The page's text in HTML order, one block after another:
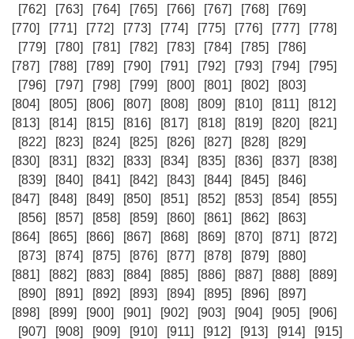
[762]
[763] [764] [765] [766] [767] [768]
[769]
[770]
[771] [772] [773] [774] [775] [776] [777]
[778]
[779]
[780] [781] [782] [783] [784] [785]
[786]
[787]
[788] [789] [790] [791] [792] [793] [794]
[795]
[796]
[797] [798] [799] [800] [801] [802]
[803]
[804]
[805] [806] [807] [808] [809] [810] [811]
[812]
[813]
[814] [815] [816] [817] [818] [819] [820]
[821]
[822]
[823] [824] [825] [826] [827] [828]
[829]
[830]
[831] [832] [833] [834] [835] [836] [837]
[838]
[839]
[840] [841] [842] [843] [844] [845]
[846]
[847]
[848] [849] [850] [851] [852] [853] [854]
[855]
[856]
[857] [858] [859] [860] [861] [862]
[863]
[864]
[865] [866] [867] [868] [869] [870] [871]
[872]
[873]
[874] [875] [876] [877] [878] [879]
[880]
[881]
[882] [883] [884] [885] [886] [887] [888]
[889]
[890]
[891] [892] [893] [894] [895] [896]
[897]
[898]
[899] [900] [901] [902] [903] [904] [905]
[906]
[907]
[908] [909] [910] [911] [912] [913] [914] [915]